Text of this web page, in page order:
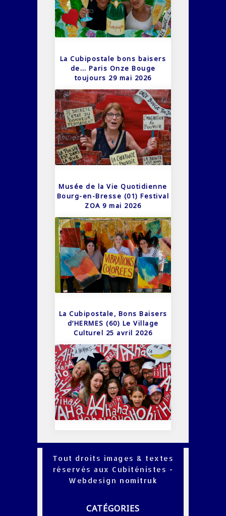
La Cubipostale bons baisers
de… Paris Onze Bouge
toujours 29 mai 2026
Musée de la Vie Quotidienne
Bourg-en-Bresse (01) Festival
ZOA 9 mai 2026
La Cubipostale, Bons Baisers
d’HERMES (60) Le Village
Culturel 25 avril 2026
Tout droits images & textes
réservés aux Cubiténistes -
Webdesign nomitruk
CATÉGORIES